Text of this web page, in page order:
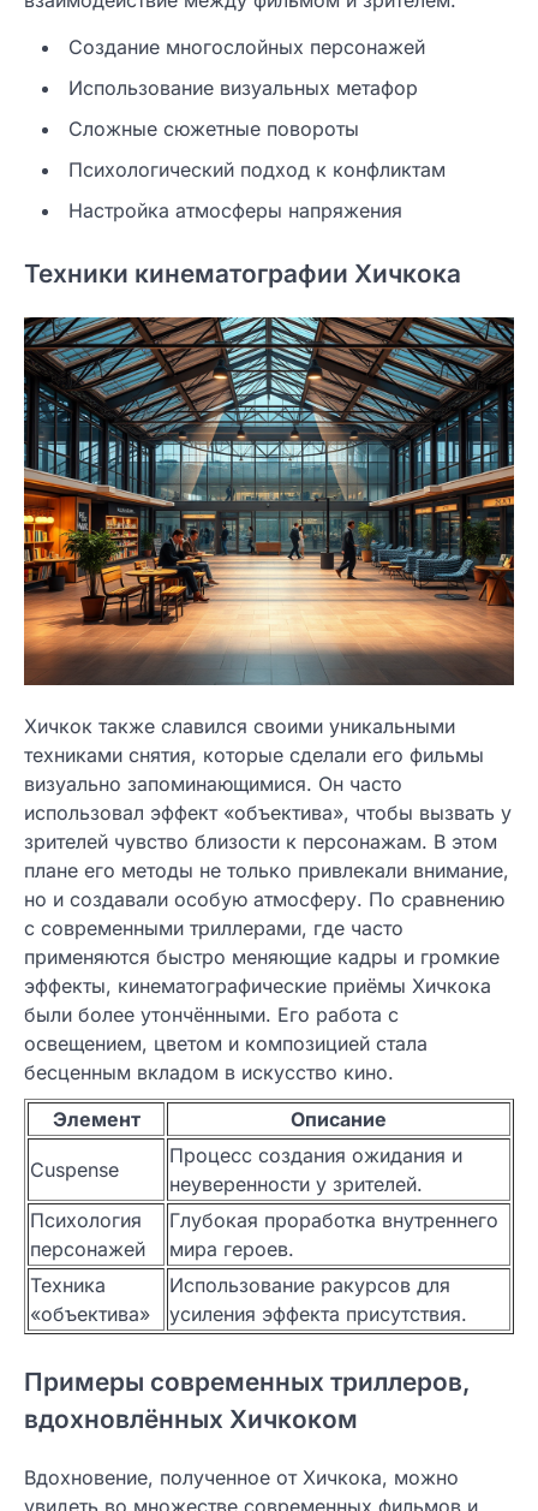
Создание многослойных персонажей
Использование визуальных метафор
Сложные сюжетные повороты
Психологический подход к конфликтам
Настройка атмосферы напряжения
Техники кинематографии Хичкока
Хичкок также славился своими уникальными
техниками снятия, которые сделали его фильмы
визуально запоминающимися. Он часто
использовал эффект «объектива», чтобы вызвать у
зрителей чувство близости к персонажам. В этом
плане его методы не только привлекали внимание,
но и создавали особую атмосферу. По сравнению
с современными триллерами, где часто
применяются быстро меняющие кадры и громкие
эффекты, кинематографические приёмы Хичкока
были более утончёнными. Его работа с
освещением, цветом и композицией стала
бесценным вкладом в искусство кино.
Элемент
Описание
Сuspense
Процесс создания ожидания и
неуверенности у зрителей.
Психология
персонажей
Глубокая проработка внутреннего
мира героев.
Техника
«объектива»
Использование ракурсов для
усиления эффекта присутствия.
Примеры современных триллеров,
вдохновлённых Хичкоком
Вдохновение, полученное от Хичкока, можно
увидеть во множестве современных фильмов и